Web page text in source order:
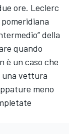
ore. Leclerc
della
quando
è un caso che
una vettura
meno